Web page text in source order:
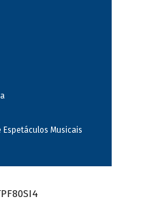
Espetáculos Musicais